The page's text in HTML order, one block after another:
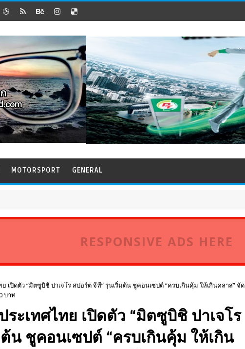
MOTORSPORT GENERAL
RESPONSIVE ADS HERE
เปิดตัว “มิตซูบิชิ ปาเจโร สปอร์ต จีที” รุ่นเริ่มต้น ชูคอนเซปต์ “ครบเกินคุ้ม ให้เกินคลาส” จัด
บาท
ะเทศไทย เปิดตัว “มิตซูบิชิ ปาเจโร
น ชูคอนเซปต์ “ครบเกินคุ้ม ให้เกิน